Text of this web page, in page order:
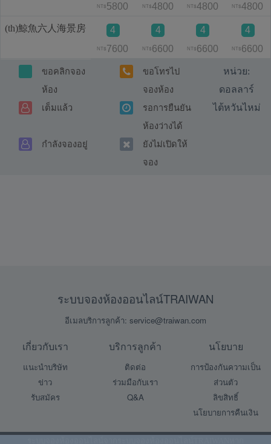
(th)鯨魚六人海景房
NT$ 5800 NT$4800 NT$4800 NT$4800
4
NT$ 7600
4
NT$ 6600
4
NT$ 6600
4
NT$ 6600
ขอคลิกจอง
ห้อง
ขอโทรไป
จองห้อง
เต็มแล้ว
รอการยืนยัน
ห้องว่างได้
กำลังจองอยู่
ยังไม่เปิดให้
จอง
หน่วย:
ดอลลาร์
ไต้หวันไหม่
ระบบจองห้องออนไลน์TRAIWAN
อีเมลบริการลูกค้า: service@traiwan.com
เกี่ยวกับเรา
แนะนำบริษัท
ข่าว
รับสมัคร
บริการลูกค้า
ติดต่อ
ร่วมมือกับเรา
Q&A
นโยบาย
การป้องกันความเป็น
ส่วนตัว
ลิขสิทธิ์
นโยบายการคืนเงิน